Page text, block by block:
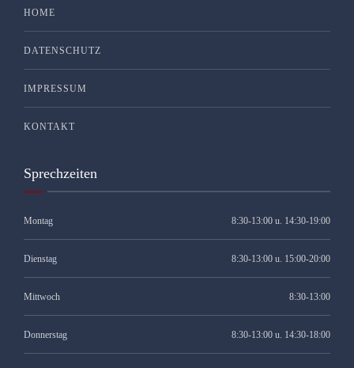
HOME
DATENSCHUTZ
IMPRESSUM
KONTAKT
Sprechzeiten
Montag 8:30-13:00 u. 14:30-19:00
Dienstag 8:30-13:00 u. 15:00-20:00
Mittwoch 8:30-13:00
Donnerstag 8:30-13:00 u. 14:30-18:00